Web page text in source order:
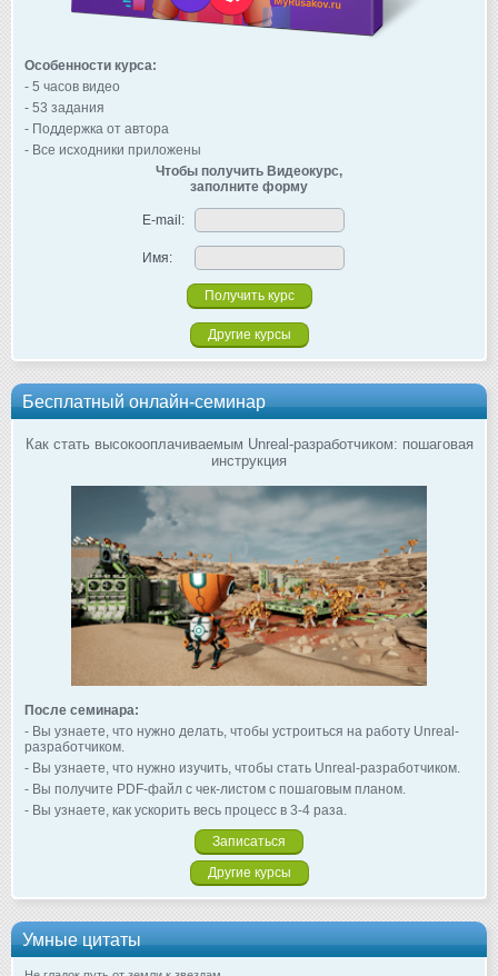
Особенности курса:
- 5 часов видео
- 53 задания
- Поддержка от автора
- Все исходники приложены
Чтобы получить Видеокурс,
заполните форму
E-mail:
Имя:
Другие курсы
Бесплатный онлайн-семинар
Как стать высокооплачиваемым Unreal-разработчиком: пошаговая
инструкция
После семинара:
- Вы узнаете, что нужно делать, чтобы устроиться на работу Unreal-
разработчиком.
- Вы узнаете, что нужно изучить, чтобы стать Unreal-разработчиком.
- Вы получите PDF-файл с чек-листом с пошаговым планом.
- Вы узнаете, как ускорить весь процесс в 3-4 раза.
Записаться
Другие курсы
Умные цитаты